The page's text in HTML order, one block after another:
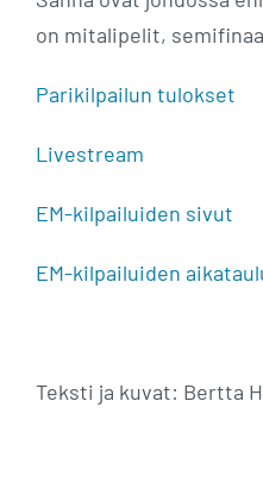
on mitalipelit,
Parikilpailun tulokset
Livestream
EM-kilpailuiden sivut
EM-kilpailuiden
Teksti ja kuvat: Bertta